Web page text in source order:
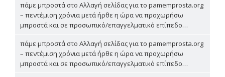
πάμε μπροστά στο Αλλαγή σελίδας για το pamemprosta.org
– πεντέμιση χρόνια μετά ήρθε η ώρα να προχωρήσω
μπροστά και σε προσωπικό/επαγγελματικό επίπεδο…
πάμε μπροστά στο Αλλαγή σελίδας για το pamemprosta.org
– πεντέμιση χρόνια μετά ήρθε η ώρα να προχωρήσω
μπροστά και σε προσωπικό/επαγγελματικό επίπεδο…